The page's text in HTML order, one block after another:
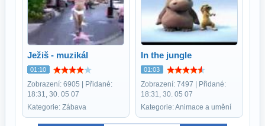
Ježiš - muzikál
01:10
Zobrazení: 6905 | Přidané:
18:31, 30. 05 07
Kategorie: Zábava
In the jungle
01:03
Zobrazení: 7497 | Přidané:
18:31, 30. 05 07
Kategorie: Animace a umění